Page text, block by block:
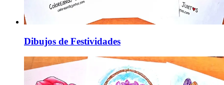
Dibujos de Festividades